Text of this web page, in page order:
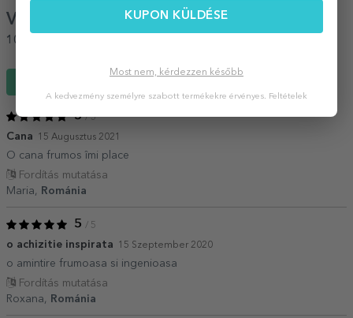
Vélemények (Notă5 / 5 )
100%
5/ 5
Cana 15 Augusztus 2021
O cana frumos îmi place
Fordítás mutatása
Maria,
Románia
5 / 5
o achizitie inspirata 15 Szeptember 2020
o amintire frumoasa si ingenioasa
Fordítás mutatása
Roxana,
Románia
KUPON KÜLDÉSE
Most nem, kérdezzen később
A kedvezmény személyre szabott termékekre érvényes. Feltételek